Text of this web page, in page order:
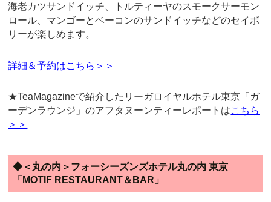
海老カツサンドイッチ、トルティーヤのスモークサーモン
ロール、マンゴーとベーコンのサンドイッチなどのセイボ
リーが楽しめます。
詳細＆予約はこちら＞＞
★TeaMagazineで紹介したリーガロイヤルホテル東京「ガ
ーデンラウンジ」のアフタヌーンティーレポートはこちら
＞＞
◆＜丸の内＞フォーシーズンズホテル丸の内 東京
「MOTIF RESTAURANT＆BAR」